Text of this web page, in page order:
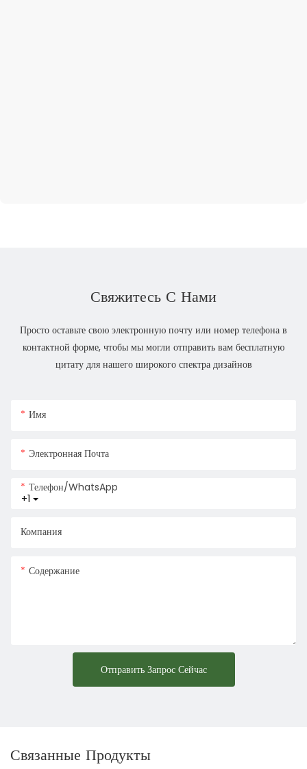
Свяжитесь С Нами
Просто оставьте свою электронную почту или номер телефона в
контактной форме, чтобы мы могли отправить вам бесплатную
цитату для нашего широкого спектра дизайнов
Имя
Электронная Почта
+1
Телефон/WhatsApp
Компания
Содержание
Отправить Запрос Сейчас
Связанные Продукты